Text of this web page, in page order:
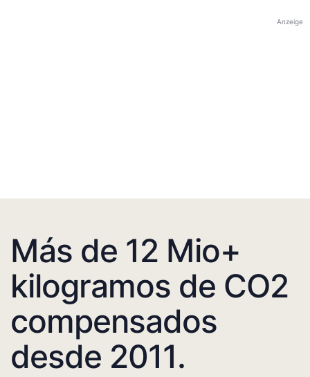
Anzeige
Más de 12 Mio+
kilogramos de CO2
compensados
desde 2011.